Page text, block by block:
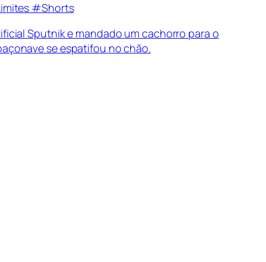
#Shorts
Sputnik e mandado um cachorro para o
se espatifou no chão.